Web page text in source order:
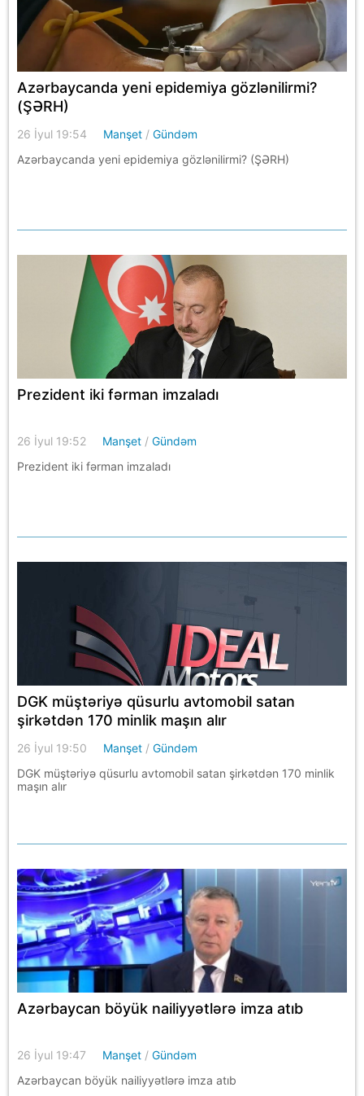
Azərbaycanda yeni epidemiya gözlənilirmi?
(ŞƏRH)
26 İyul 19:54 Manşet /Gündəm
Azərbaycanda yeni epidemiya gözlənilirmi? (ŞƏRH)
Prezident iki fərman imzaladı
26 İyul 19:52 Manşet /Gündəm
Prezident iki fərman imzaladı
DGK müştəriyə qüsurlu avtomobil satan
şirkətdən 170 minlik maşın alır
26 İyul 19:50 Manşet /Gündəm
DGK müştəriyə qüsurlu avtomobil satan şirkətdən 170 minlik
maşın alır
Azərbaycan böyük nailiyyətlərə imza atıb
26 İyul 19:47 Manşet /Gündəm
Azərbaycan böyük nailiyyətlərə imza atıb